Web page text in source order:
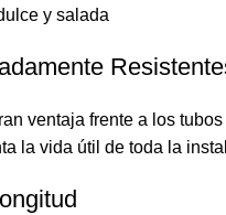
y salada
ventaja frente a los
la vida útil de toda la